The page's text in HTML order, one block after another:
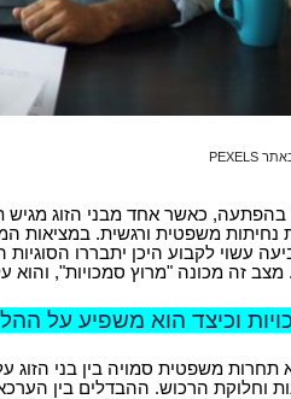
בהפתעה, כאשר אחד מבני הזוג
משפטית ורגשית. במציאות
עשוי לקבוע היכן יתבררו
מצב זה מכונה "מרוץ סמכויות",
וכיצד הוא משפיע על
תחרות משפטית סמויה בין בני הזוג
וחלוקת הרכוש. ההבדלים בין